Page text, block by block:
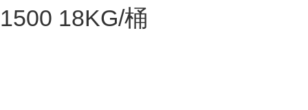
1500 18KG/桶